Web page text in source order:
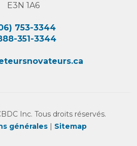
E3N 1A6
753-3344
351-3344
Inc. Tous droits réservés.
générales| Sitemap